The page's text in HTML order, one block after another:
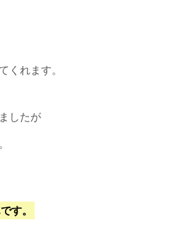
くれます。
したが
す。